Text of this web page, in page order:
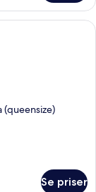
med vita skåp, ett
(queensize)
Se priser